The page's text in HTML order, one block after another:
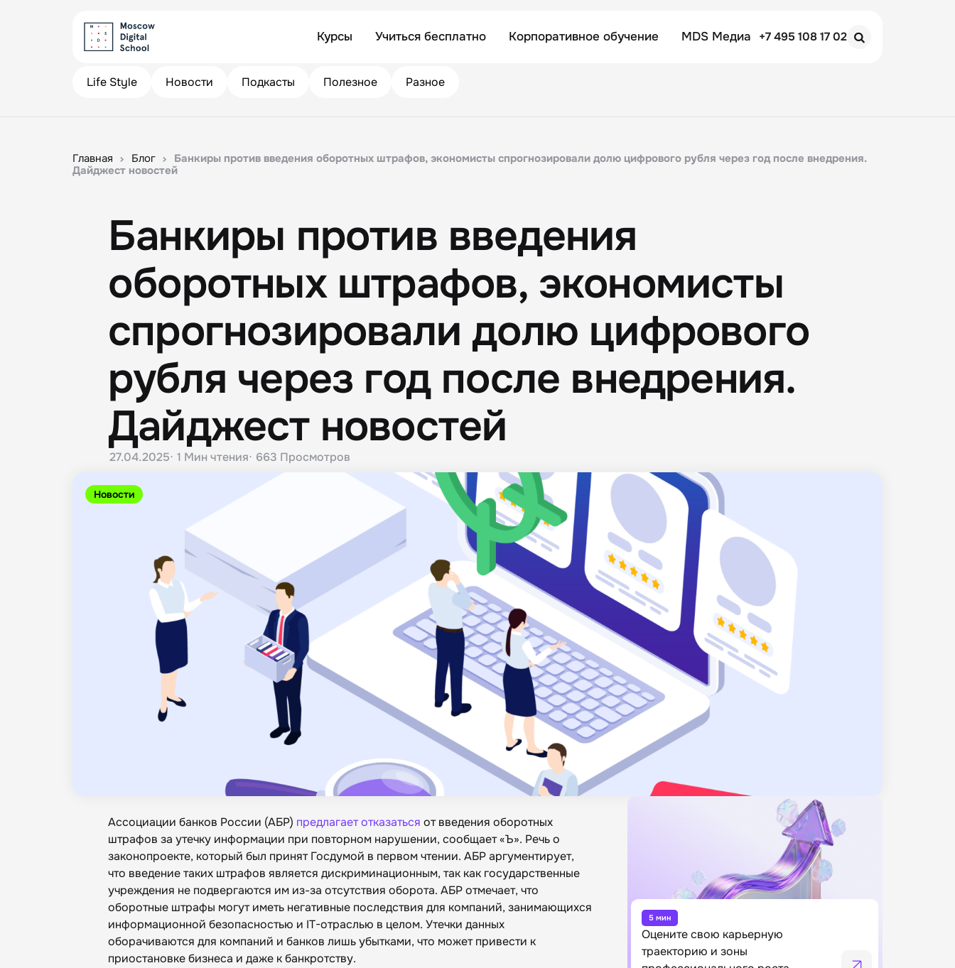
+7 495 108 17 02
Курсы Учиться бесплатно Корпоративное обучение MDS Медиа
Life Style Новости Подкасты Полезное Разное
Главная Блог
Банкиры против введения оборотных штрафов, экономисты спрогнозировали долю цифрового рубля через год после внедрения.
Дайджест новостей
Новости
Банкиры против введения
оборотных штрафов, экономисты
спрогнозировали долю цифрового
рубля через год после внедрения.
Дайджест новостей
27.04.2025 1 Мин чтения 663 Просмотров
Ассоциации банков России (АБР) предлагает отказаться от введения оборотных
штрафов за утечку информации при повторном нарушении, сообщает «‎Ъ»‎. Речь о
законопроекте, который был принят Госдумой в первом чтении. АБР аргументирует,
что введение таких штрафов является дискриминационным, так как государственные
учреждения не подвергаются им из-за отсутствия оборота. АБР отмечает, что
оборотные штрафы могут иметь негативные последствия для компаний, занимающихся
информационной безопасностью и IT-отраслью в целом. Утечки данных
оборачиваются для компаний и банков лишь убытками, что может привести к
приостановке бизнеса и даже к банкротству.
Оцените свою карьерную
траекторию и зоны
5 мин